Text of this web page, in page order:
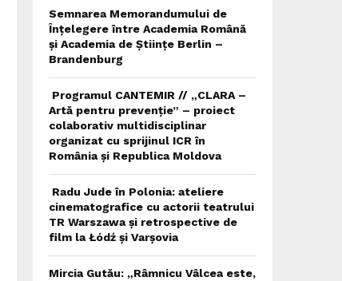
Semnarea Memorandumului de
Înțelegere între Academia Română
și Academia de Științe Berlin –
Brandenburg
Programul CANTEMIR // „CLARA –
Artă pentru prevenție” – proiect
colaborativ multidisciplinar
organizat cu sprijinul ICR în
România și Republica Moldova
Radu Jude în Polonia: ateliere
cinematografice cu actorii teatrului
TR Warszawa și retrospective de
film la Łódź și Varșovia
Mircia Gutău: „Râmnicu Vâlcea este,